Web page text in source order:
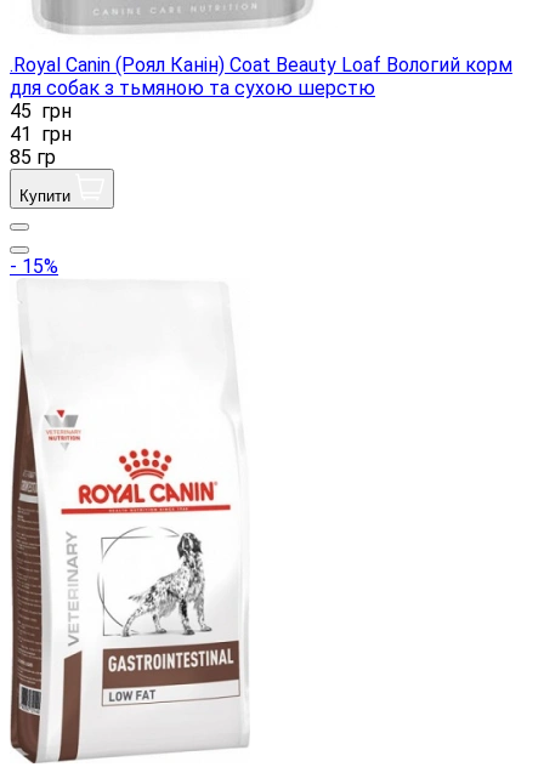
.Royal Canin (Роял Канін) Coat Beauty Loaf Вологий корм
для собак з тьмяною та сухою шерстю
45 грн
41
грн
85 гр
Купити
- 15%